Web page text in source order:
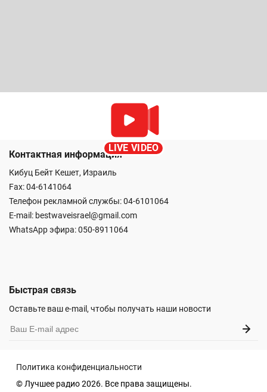
LIVE VIDEO
Контактная информация
Кибуц Бейт Кешет, Израиль
Fax: 04-6141064
Телефон рекламной службы: 04-6101064
E-mail: bestwaveisrael@gmail.com
WhatsApp эфира:050-8911064
Быстрая связь
Оставьте ваш e-mail, чтобы получать наши новости
Политика конфиденциальности
© Лучшее радио 2026. Все права защищены.